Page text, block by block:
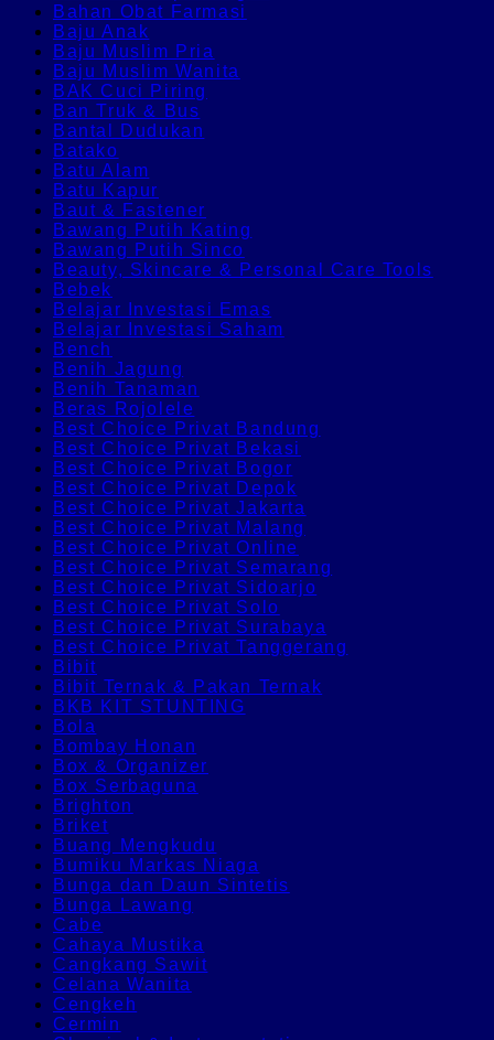
Bahan Obat Farmasi
Baju Anak
Baju Muslim Pria
Baju Muslim Wanita
BAK Cuci Piring
Ban Truk & Bus
Bantal Dudukan
Batako
Batu Alam
Batu Kapur
Baut & Fastener
Bawang Putih Kating
Bawang Putih Sinco
Beauty, Skincare & Personal Care Tools
Bebek
Belajar Investasi Emas
Belajar Investasi Saham
Bench
Benih Jagung
Benih Tanaman
Beras Rojolele
Best Choice Privat Bandung
Best Choice Privat Bekasi
Best Choice Privat Bogor
Best Choice Privat Depok
Best Choice Privat Jakarta
Best Choice Privat Malang
Best Choice Privat Online
Best Choice Privat Semarang
Best Choice Privat Sidoarjo
Best Choice Privat Solo
Best Choice Privat Surabaya
Best Choice Privat Tanggerang
Bibit
Bibit Ternak & Pakan Ternak
BKB KIT STUNTING
Bola
Bombay Honan
Box & Organizer
Box Serbaguna
Brighton
Briket
Buang Mengkudu
Bumiku Markas Niaga
Bunga dan Daun Sintetis
Bunga Lawang
Cabe
Cahaya Mustika
Cangkang Sawit
Celana Wanita
Cengkeh
Cermin